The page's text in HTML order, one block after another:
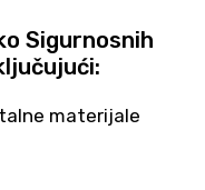
Sigurnosnih
materijale